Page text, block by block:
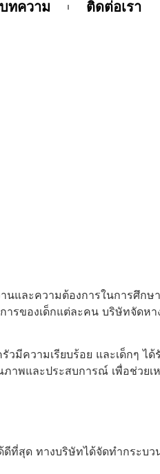
บทความ ติดต่อเรา
และความต้องการในการศึกษ
ารของเด็กแต่ละคน บริษัทจัดห
มีความเรียบร้อย และเด็กๆ ได้
าพและประสบการณ์ เพื่อช่วยเ
ที่สุด ทางบริษัทได้จัดทำกระบว